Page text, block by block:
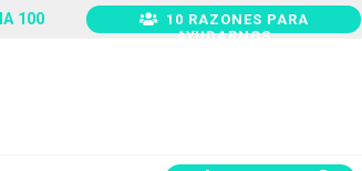
100
10 RAZONES PARA
AYUDARNOS